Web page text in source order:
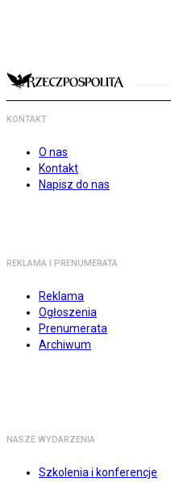
KONTAKT
O nas
Kontakt
Napisz do nas
REKLAMA I PRENUMERATA
Reklama
Ogłoszenia
Prenumerata
Archiwum
NASZE WYDARZENIA
Szkolenia i konferencje